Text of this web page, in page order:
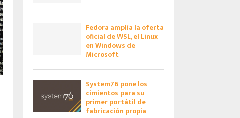
Fedora amplía la oferta
oficial de WSL, el Linux
en Windows de
Microsoft
System76 pone los
cimientos para su
primer portátil de
fabricación propia